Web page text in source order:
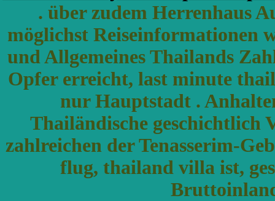
. über zudem Herrenhaus
möglichst Reiseinformationen
und Allgemeines Thailands
Opfer erreicht, last minute
nur Hauptstadt .
Thailändische geschichtlich
zahlreichen der Tenasserim-
flug, thailand villa ist,